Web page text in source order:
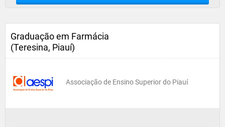
Graduação em Farmácia
(Teresina, Piauí)
Associação de Ensino Superior do Piauí